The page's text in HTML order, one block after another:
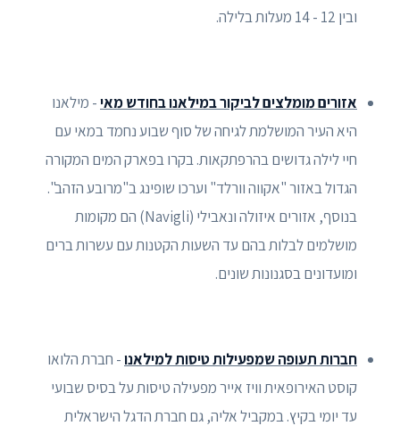
ובין 12 - 14 מעלות בלילה.
אזורים מומלצים לביקור במילאנו בחודש מאי- מילאנו
היא העיר המושלמת לגיחה של סוף שבוע נחמד במאי עם
חיי לילה גדושים בהרפתקאות. בקרו בפארק המים המקורה
הגדול באזור "אקווה וורלד" וערכו שופינג ב"מרובע הזהב".
בנוסף, אזורים איזולה ונאבילי (Navigli) הם מקומות
מושלמים לבלות בהם עד השעות הקטנות עם עשרות ברים
ומועדונים בסגנונות שונים.
חברות תעופה שמפעילות טיסות למילאנו- חברת הלואו
קוסט האירופאית וויז אייר מפעילה טיסות על בסיס שבועי
עד יומי בקיץ. במקביל אליה, גם חברת הדגל הישראלית